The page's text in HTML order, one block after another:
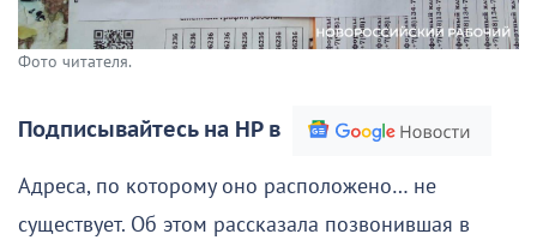
Фото читателя.
Подписывайтесь на НР в
Адреса, по которому оно расположено… не
существует. Об этом рассказала позвонившая в